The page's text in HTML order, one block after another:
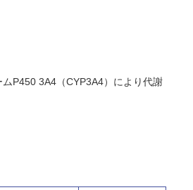
P450 3A4（CYP3A4）により代謝